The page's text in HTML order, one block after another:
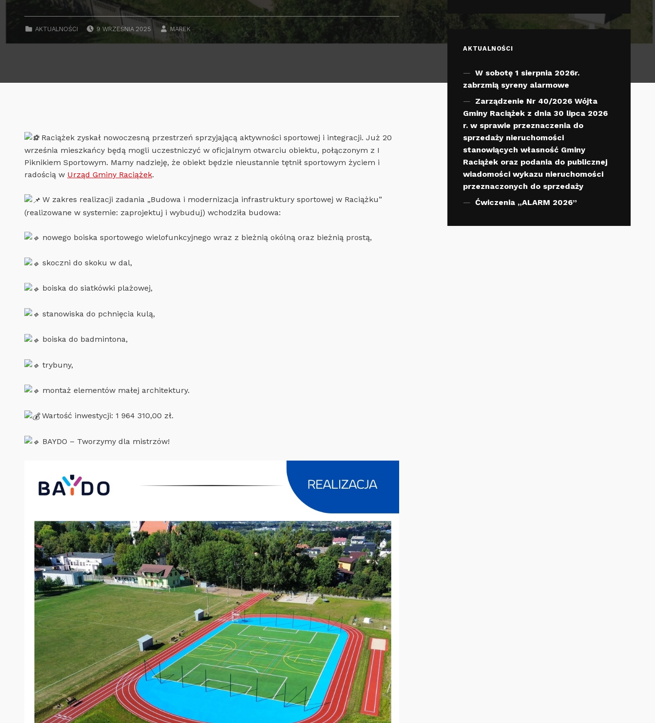
AKTUALNOŚCI
POSTED ON:
9 WRZEŚNIA 2025
WRITTEN BY:
MAREK
Raciążek zyskał nowoczesną przestrzeń sprzyjającą aktywności sportowej i integracji. Już 20
września mieszkańcy będą mogli uczestniczyć w oficjalnym otwarciu obiektu, połączonym z I
Piknikiem Sportowym. Mamy nadzieję, że obiekt będzie nieustannie tętnił sportowym życiem i
radością w Urząd Gminy Raciążek.
W zakres realizacji zadania „Budowa i modernizacja infrastruktury sportowej w Raciążku”
(realizowane w systemie: zaprojektuj i wybuduj) wchodziła budowa:
nowego boiska sportowego wielofunkcyjnego wraz z bieżnią okólną oraz bieżnią prostą,
skoczni do skoku w dal,
boiska do siatkówki plażowej,
stanowiska do pchnięcia kulą,
boiska do badmintona,
trybuny,
montaż elementów małej architektury.
Wartość inwestycji: 1 964 310,00 zł.
BAYDO – Tworzymy dla mistrzów!
AKTUALNOŚCI
W sobotę 1 sierpnia 2026r.
zabrzmią syreny alarmowe
Zarządzenie Nr 40/2026 Wójta
Gminy Raciążek z dnia 30 lipca 2026
r. w sprawie przeznaczenia do
sprzedaży nieruchomości
stanowiących własność Gminy
Raciążek oraz podania do publicznej
wiadomości wykazu nieruchomości
przeznaczonych do sprzedaży
Ćwiczenia „ALARM 2026”